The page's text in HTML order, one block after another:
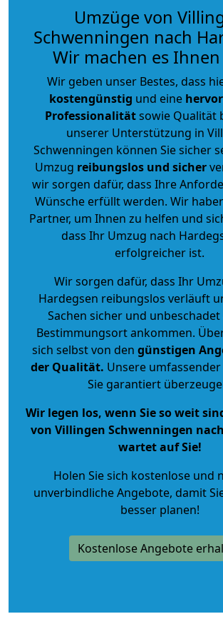
Umzüge von
Schwenningen nach
Wir machen es
Wir geben unser Bestes, dass
kostengünstig und eine
Professionalitätsowie Qualität
unserer Unterstützung in
Schwenningen können Sie sicher
Umzug reibungslos und sicher
wir sorgen dafür, dass Ihre
Wünsche erfüllt werden. Wir
Partner, um Ihnen zu helfen und
dass Ihr Umzug nach
erfolgreicher ist.
Wir sorgen dafür, dass Ihr
Hardegsen reibungslos verläuft
Sachen sicher und
Bestimmungsort ankommen.
sich selbst von den günstigen
der Qualität. Unsere
Sie garantiert
Wir legen los, wenn Sie so weit
von Villingen Schwenningen
wartet auf Sie!
Holen Sie sich kostenlose und
unverbindliche Angebote, damit
besser planen!
Kostenlose Angebote